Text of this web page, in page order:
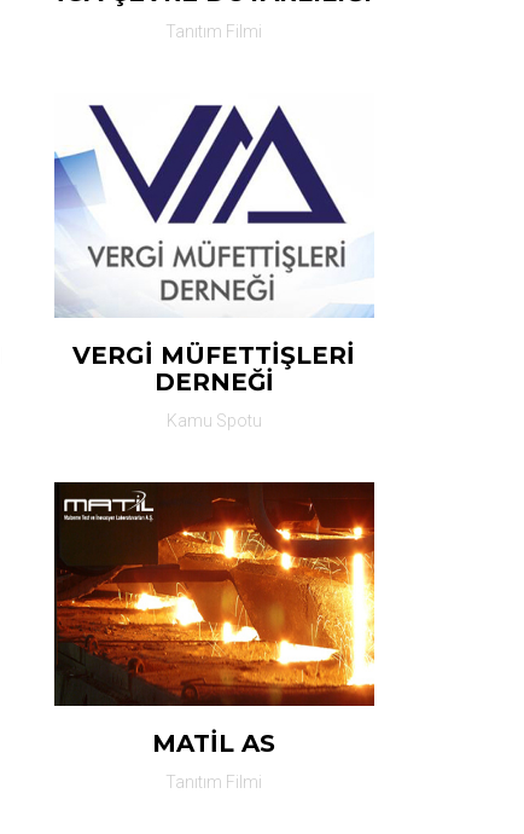
Tanıtım Filmi
VERGİ MÜFETTİŞLERİ
DERNEĞİ
Kamu Spotu
MATİL AS
Tanıtım Filmi